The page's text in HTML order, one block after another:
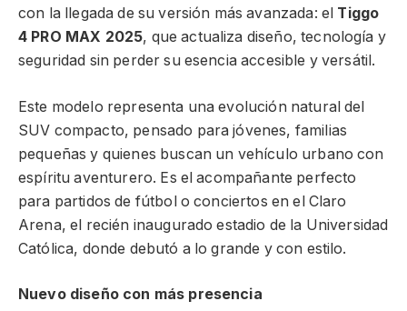
con la llegada de su versión más avanzada: el Tiggo
4 PRO MAX 2025, que actualiza diseño, tecnología y
seguridad sin perder su esencia accesible y versátil.
Este modelo representa una evolución natural del
SUV compacto, pensado para jóvenes, familias
pequeñas y quienes buscan un vehículo urbano con
espíritu aventurero. Es el acompañante perfecto
para partidos de fútbol o conciertos en el Claro
Arena, el recién inaugurado estadio de la Universidad
Católica, donde debutó a lo grande y con estilo.
Nuevo diseño con más presencia